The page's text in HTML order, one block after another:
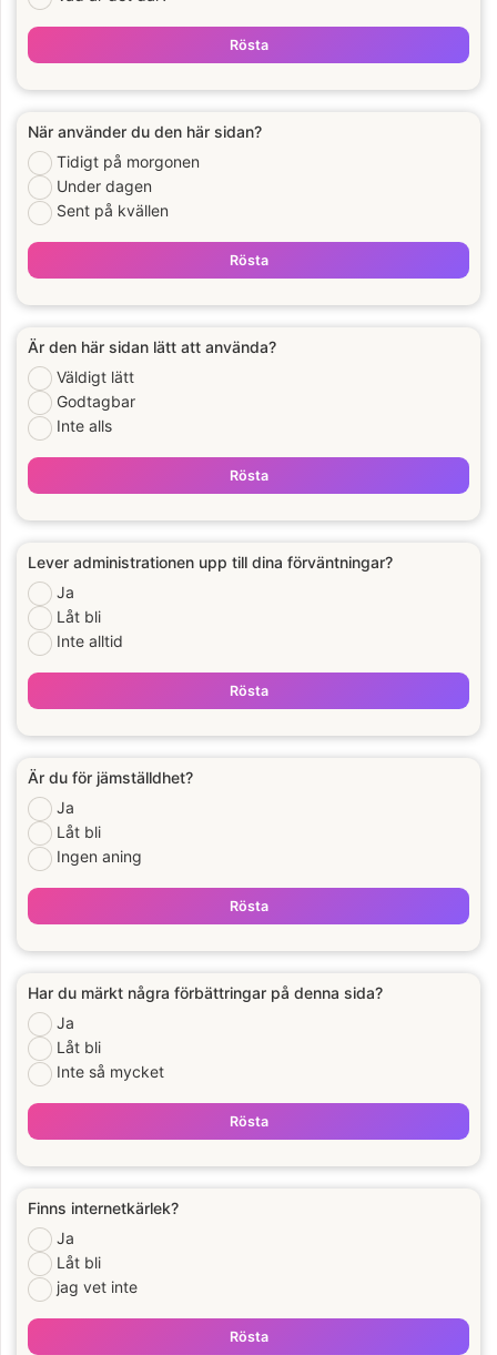
Rösta
När använder du den här sidan?
Tidigt på morgonen
Under dagen
Sent på kvällen
Rösta
Är den här sidan lätt att använda?
Väldigt lätt
Godtagbar
Inte alls
Rösta
Lever administrationen upp till dina förväntningar?
Ja
Låt bli
Inte alltid
Rösta
Är du för jämställdhet?
Ja
Låt bli
Ingen aning
Rösta
Har du märkt några förbättringar på denna sida?
Ja
Låt bli
Inte så mycket
Rösta
Finns internetkärlek?
Ja
Låt bli
jag vet inte
Rösta